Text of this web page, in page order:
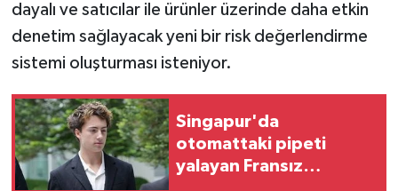
dayalı ve satıcılar ile ürünler üzerinde daha etkin
denetim sağlayacak yeni bir risk değerlendirme
sistemi oluşturması isteniyor.
Singapur'da
otomattaki pipeti
yalayan Fransız